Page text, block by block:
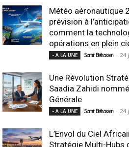
Météo aéronautique
prévision à
comment la
opérations en plein
- A LA UNE Samir Belhassen - 24
Une Révolution
Saadia Zahidi
Générale
- A LA UNE Samir Belhassen - 24
L’Envol du Ciel
Stratégie Multi-Hubs